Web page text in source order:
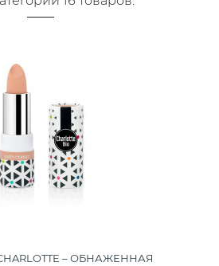
– ОБНАЖЕННАЯ